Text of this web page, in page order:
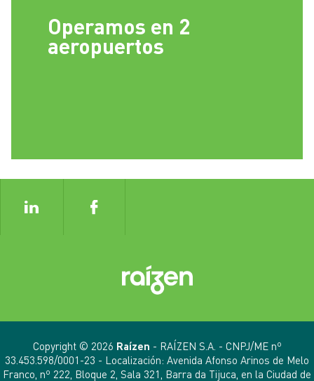
Operamos en 2
aeropuertos
Copyright © 2026 Raízen - RAÍZEN S.A. - CNPJ/ME nº
33.453.598/0001-23 - Localización: Avenida Afonso Arinos de Melo
Franco, nº 222, Bloque 2, Sala 321, Barra da Tijuca, en la Ciudad de